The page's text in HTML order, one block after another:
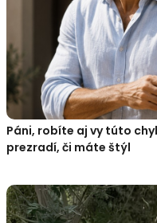
Páni, robíte aj vy túto
prezradí, či máte štýl